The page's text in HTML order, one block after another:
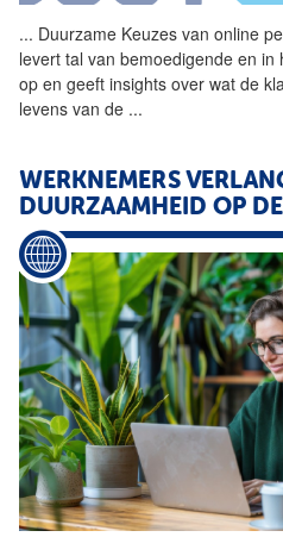
... Duurzame Keuzes van online
levert tal van bemoedigende en
op en geeft insights over wat de
levens van de ...
WERKNEMERS
DUURZAAMHEID OP